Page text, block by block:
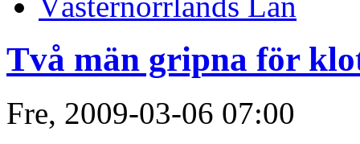
Två män gripna för
Fre, 2009-03-06 07:00